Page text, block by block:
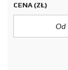
CENA (ZŁ)